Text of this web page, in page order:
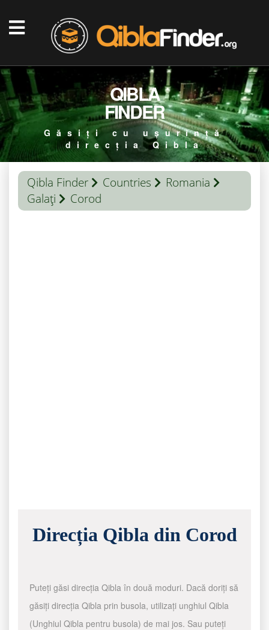
QIBLA
FINDER
Găsiți cu ușurință
direcția Qibla
Qibla Finder Countries
Romania
Galaţi
Corod
Direcția Qibla din Corod
Puteți găsi direcția Qibla în două moduri. Dacă doriți să
găsiți direcția Qibla prin busola, utilizați unghiul Qibla
(Unghiul Qibla pentru busola) de mai jos. Sau puteți